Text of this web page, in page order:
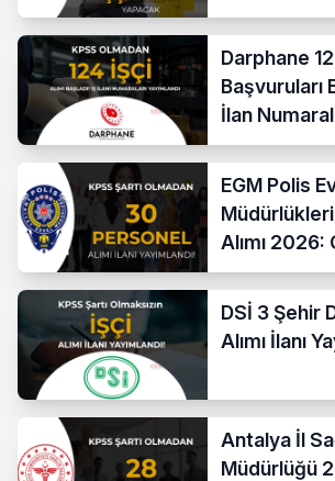
Darphane
Başvuruları
İlan
Başvuru
EGM Polis
Alımı 2026:
Temizlik ve
Kadrolar
DSİ 3 Şehir
Alımı İlanı
Antalya İl
Müdürlüğü